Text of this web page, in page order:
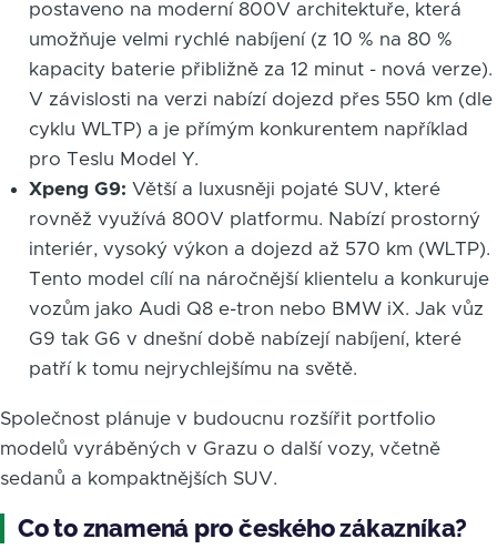
postaveno na moderní 800V architektuře, která
umožňuje velmi rychlé nabíjení (z 10 % na 80 %
kapacity baterie přibližně za 12 minut - nová verze).
V závislosti na verzi nabízí dojezd přes 550 km (dle
cyklu WLTP) a je přímým konkurentem například
pro Teslu Model Y.
Xpeng G9: Větší a luxusněji pojaté SUV, které
rovněž využívá 800V platformu. Nabízí prostorný
interiér, vysoký výkon a dojezd až 570 km (WLTP).
Tento model cílí na náročnější klientelu a konkuruje
vozům jako Audi Q8 e-tron nebo BMW iX. Jak vůz
G9 tak G6 v dnešní době nabízejí nabíjení, které
patří k tomu nejrychlejšímu na světě.
Společnost plánuje v budoucnu rozšířit portfolio
modelů vyráběných v Grazu o další vozy, včetně
sedanů a kompaktnějších SUV.
Co to znamená pro českého zákazníka?